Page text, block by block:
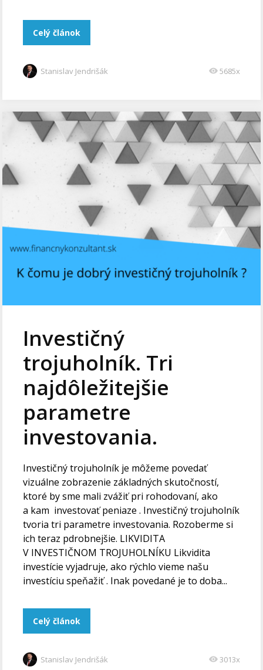
Celý článok
Stanislav Jendrišák 5685x
Investičný
trojuholník. Tri
najdôležitejšie
parametre
investovania.
Investičný trojuholník je môžeme povedať
vizuálne zobrazenie základných skutočností,
ktoré by sme mali zvážiť pri rohodovaní, ako
a kam investovať peniaze . Investičný trojuholník
tvoria tri parametre investovania. Rozoberme si
ich teraz pdrobnejšie. LIKVIDITA
V INVESTIČNOM TROJUHOLNÍKU Likvidita
investície vyjadruje, ako rýchlo vieme našu
investíciu speňažiť . Inak povedané je to doba...
Celý článok
Stanislav Jendrišák 3013x